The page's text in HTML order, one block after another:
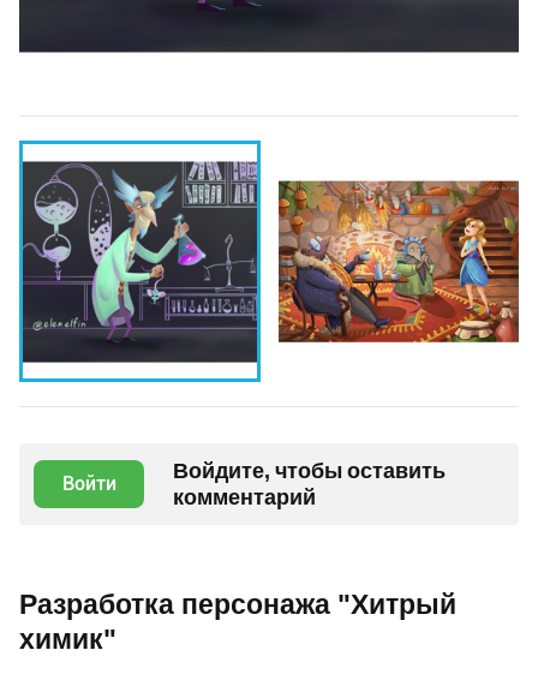
Войти
Войдите, чтобы оставить
комментарий
Разработка персонажа "Хитрый
химик"